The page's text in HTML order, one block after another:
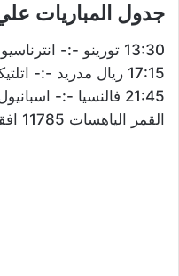
جدول المباريات
13:30 تورينو -:- انترناسيونالي
17:15 ريال مدريد -:- اتلتيكو مدريد
21:45 فالنسيا -:- اسبانيول
القمر الياهسات 11785 افقى 27500